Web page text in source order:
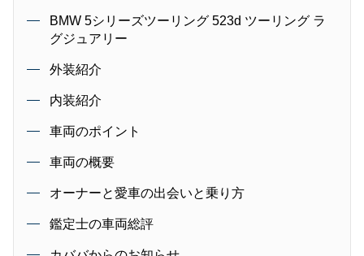
BMW 5シリーズツーリング 523d ツーリング ラ
グジュアリー
外装紹介
内装紹介
車両のポイント
車両の概要
オーナーと愛車の出会いと乗り方
鑑定士の車両総評